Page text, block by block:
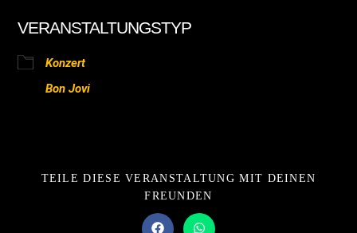
VERANSTALTUNGSTYP
Konzert
Bon Jovi
TEILE DIESE VERANSTALTUNG MIT DEINEN
FREUNDEN